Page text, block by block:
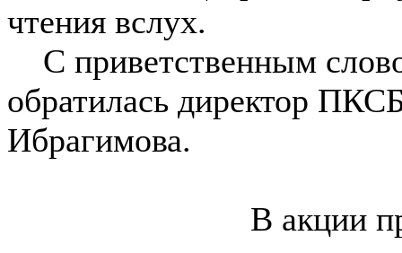
чтения вслух.
С приветственным
обратилась директор
Ибрагимова.
В акции